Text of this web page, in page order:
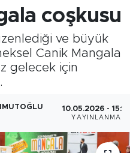
coşkusu
ve büyük
Canik Mangala
gelecek için
10.05.2026 - 15:17
YAYINLANMA